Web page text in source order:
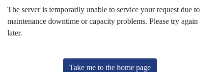
The server is temporarily unable to service your request due to
maintenance downtime or capacity problems. Please try again
later.
Take me to the home page